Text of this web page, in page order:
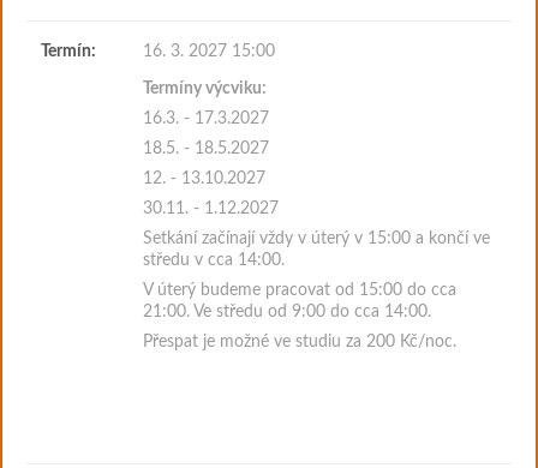
Termín: 16. 3. 2027 15:00
Termíny výcviku:
16.3. - 17.3.2027
18.5. - 18.5.2027
12. - 13.10.2027
30.11. - 1.12.2027
Setkání začínají vždy v úterý v 15:00 a končí ve
středu v cca 14:00.
V úterý budeme pracovat od 15:00 do cca
21:00. Ve středu od 9:00 do cca 14:00.
Přespat je možné ve studiu za 200 Kč/noc.